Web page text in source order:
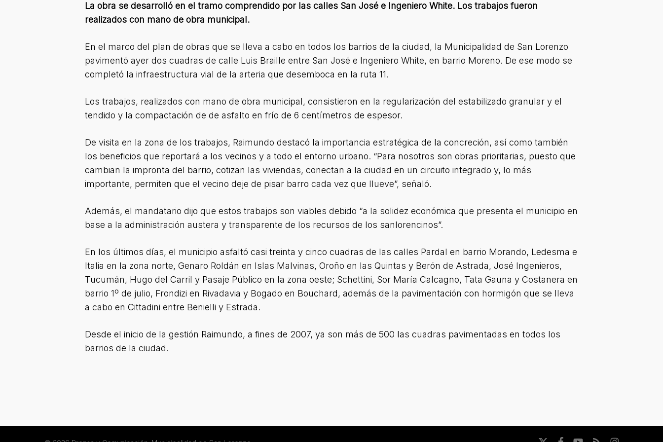
La obra se desarrolló en el tramo comprendido por las calles San José e Ingeniero White. Los trabajos fueron
realizados con mano de obra municipal.
En el marco del plan de obras que se lleva a cabo en todos los barrios de la ciudad, la Municipalidad de San Lorenzo
pavimentó ayer dos cuadras de calle Luis Braille entre San José e Ingeniero White, en barrio Moreno. De ese modo se
completó la infraestructura vial de la arteria que desemboca en la ruta 11.
Los trabajos, realizados con mano de obra municipal, consistieron en la regularización del estabilizado granular y el
tendido y la compactación de de asfalto en frío de 6 centímetros de espesor.
De visita en la zona de los trabajos, Raimundo destacó la importancia estratégica de la concreción, así como también
los beneficios que reportará a los vecinos y a todo el entorno urbano. “Para nosotros son obras prioritarias, puesto que
cambian la impronta del barrio, cotizan las viviendas, conectan a la ciudad en un circuito integrado y, lo más
importante, permiten que el vecino deje de pisar barro cada vez que llueve”, señaló.
Además, el mandatario dijo que estos trabajos son viables debido “a la solidez económica que presenta el municipio en
base a la administración austera y transparente de los recursos de los sanlorencinos”.
En los últimos días, el municipio asfaltó casi treinta y cinco cuadras de las calles Pardal en barrio Morando, Ledesma e
Italia en la zona norte, Genaro Roldán en Islas Malvinas, Oroño en las Quintas y Berón de Astrada, José Ingenieros,
Tucumán, Hugo del Carril y Pasaje Público en la zona oeste; Schettini, Sor María Calcagno, Tata Gauna y Costanera en
barrio 1º de julio, Frondizi en Rivadavia y Bogado en Bouchard, además de la pavimentación con hormigón que se lleva
a cabo en Cittadini entre Benielli y Estrada.
Desde el inicio de la gestión Raimundo, a fines de 2007, ya son más de 500 las cuadras pavimentadas en todos los
barrios de la ciudad.